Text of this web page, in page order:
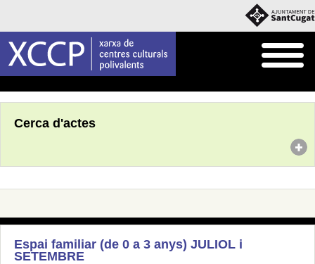
Cerca d'actes
Espai familiar (de 0 a 3 anys) JULIOL i
SETEMBRE